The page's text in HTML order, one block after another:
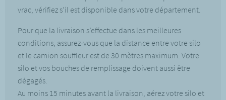
vrac, vérifiez s’il est disponible dans votre département.
Pour que la livraison s’effectue dans les meilleures
conditions, assurez-vous que la distance entre votre silo
et le camion souffleur est de 30 mètres maximum. Votre
silo et vos bouches de remplissage doivent aussi être
dégagés.
Au moins 15 minutes avant la livraison, aérez votre silo et